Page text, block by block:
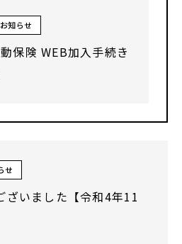
お知らせ
保険 WEB加入手続き
せ
ざいました【令和4年11